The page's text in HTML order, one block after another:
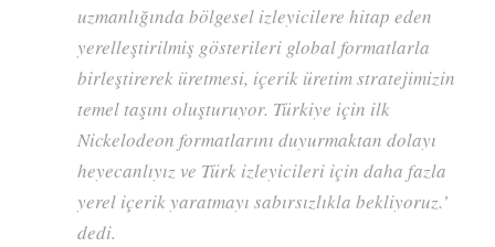
uzmanlığında bölgesel izleyicilere hitap eden
yerelleştirilmiş gösterileri global formatlarla
birleştirerek üretmesi, içerik üretim stratejimizin
temel taşını oluşturuyor. Türkiye için ilk
Nickelodeon formatlarını duyurmaktan dolayı
heyecanlıyız ve Türk izleyicileri için daha fazla
yerel içerik yaratmayı sabırsızlıkla bekliyoruz.’
dedi.